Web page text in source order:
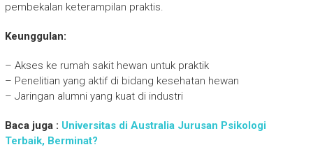
pembekalan keterampilan praktis.
Keunggulan:
– Akses ke rumah sakit hewan untuk praktik
– Penelitian yang aktif di bidang kesehatan hewan
– Jaringan alumni yang kuat di industri
Baca juga : Universitas di Australia Jurusan Psikologi
Terbaik, Berminat?